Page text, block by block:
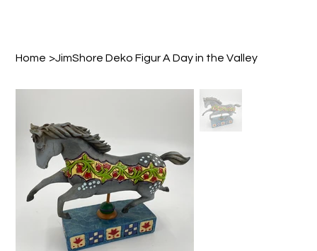
Home >JimShore Deko Figur A Day in the Valley